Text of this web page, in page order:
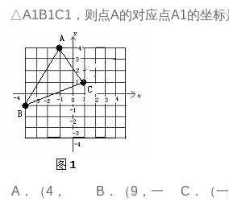
△A1B1C1，则点A的对应点A1的坐
A．（4， B．（9，一 C．（一